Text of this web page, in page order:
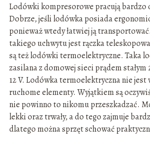
Lodówki kompresorowe pracują bardzo
Dobrze, jeśli lodówka posiada
ponieważ wtedy łatwiej ją
takiego uchwytu jest rączka
są też lodówki termoelektryczne. Taka
zasilana z domowej sieci prądem stałym
12 V. Lodówka termoelektryczna nie jest
ruchome elementy. Wyjątkiem są
nie powinno to nikomu przeszkadzać.
lekki oraz trwały, a do tego zajmuje
dlatego można sprzęt schować